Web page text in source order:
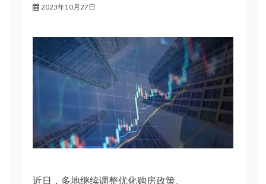
2023年10月27日
近日，多地继续调整优化购房政策。